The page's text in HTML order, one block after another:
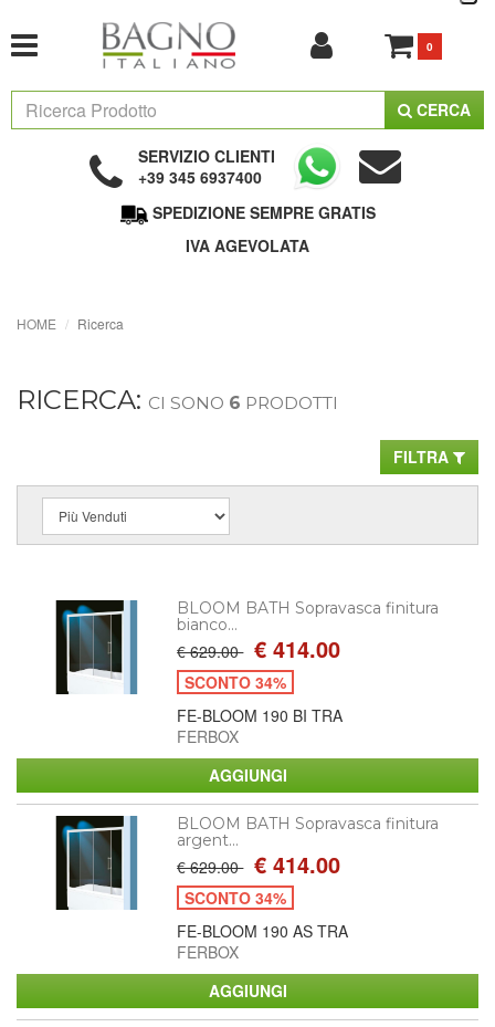
0
CERCA
SERVIZIO CLIENTI
+39 345 6937400
SPEDIZIONE SEMPRE GRATIS
IVA AGEVOLATA
HOME Ricerca
RICERCA: CI SONO 6 PRODOTTI
FILTRA
BLOOM BATH Sopravasca finitura
bianco...
€ 629.00 € 414.00
SCONTO 34%
FE-BLOOM 190 BI TRA
FERBOX
BLOOM BATH Sopravasca finitura
argent...
€ 629.00 € 414.00
SCONTO 34%
FE-BLOOM 190 AS TRA
FERBOX